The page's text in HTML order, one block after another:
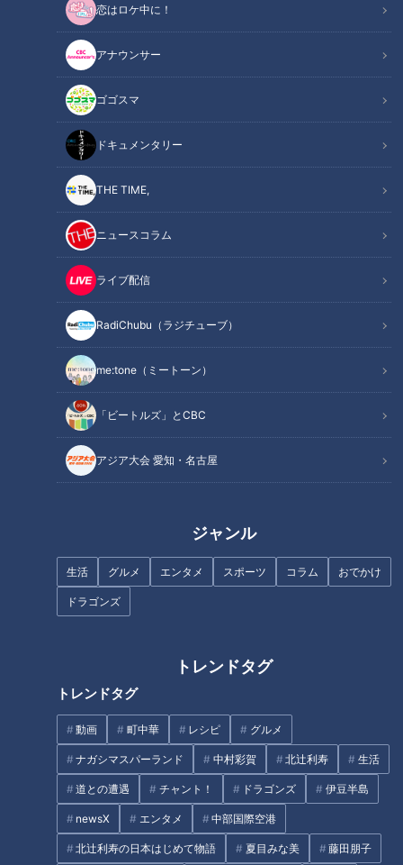
恋はロケ中に！
アナウンサー
ゴゴスマ
ドキュメンタリー
THE TIME,
ニュースコラム
ライブ配信
RadiChubu（ラジチューブ）
me:tone（ミートーン）
「ビートルズ」とCBC
アジア大会 愛知・名古屋
ジャンル
生活 グルメ エンタメ スポーツ コラム おでかけ
ドラゴンズ
トレンドタグ
トレンドタグ
動画 町中華 レシピ グルメ
ナガシマスパーランド 中村彩賀 北辻利寿 生活
道との遭遇 チャント！ ドラゴンズ 伊豆半島
newsX エンタメ 中部国際空港
北辻利寿の日本はじめて物語 夏目みな美 藤田朋子
そんなよしお兄さんが新施設で忍者修行に挑戦。
さらに忍者もびっくりするような伊賀流料理を攻略します。
この記事の画像を見る
この記事を見たあなたへのおすすめ
回転寿司マニア厳選！この冬食
べたい東海地方の極上ネタを実
食レポート
漁師直伝の「アサリ料理」フル
ピ＆長期保存方法を紹介
三重まるごと自然体験 VISONで
木と森を体験・体感！
東京の味仙マニアが語る！東京
熊野古道 世界遺産を補修体験！
何かが隠れてる？道の駅 いがの
名物「忍者ソフト」
番組紹介
チャント！
「よしお兄さんのもっと“みえ”推し！」動画